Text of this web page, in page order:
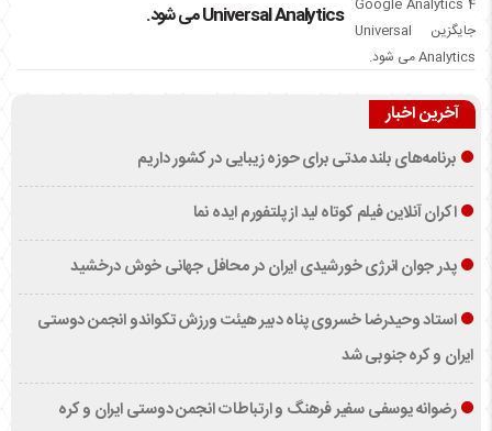
Universal Analytics می شود.
آخرین اخبار
برنامه‌های بلند مدتی برای حوزه زیبایی در کشور داریم
اکران آنلاین فیلم کوتاه لید از پلتفورم ایده نما
پدر جوان انرژی خورشیدی ایران در محافل جهانی خوش درخشید
استاد وحیدرضا خسروی پناه دبیر هیئت ورزش تکواندو انجمن دوستی
ایران و کره جنوبی شد
رضوانه یوسفی سفیر فرهنگ و ارتباطات انجمن دوستی ایران و کره